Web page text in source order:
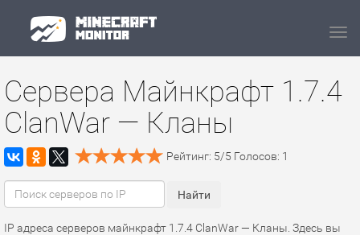
Сервера Майнкрафт 1.7.4
ClanWar — Кланы
Рейтинг: 5/5 Голосов: 1
IP адреса серверов майнкрафт 1.7.4 ClanWar — Кланы. Здесь вы